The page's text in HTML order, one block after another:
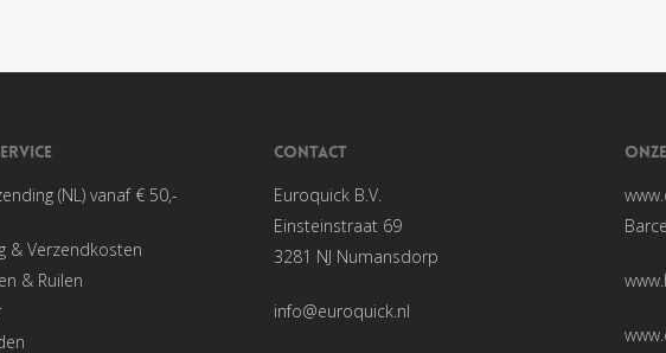
(NL) vanaf € 50,-
& Verzendkosten
& Ruilen
CONTACT
Euroquick B.V.
Einsteinstraat 69
3281 NJ Numansdorp
info@euroquick.nl